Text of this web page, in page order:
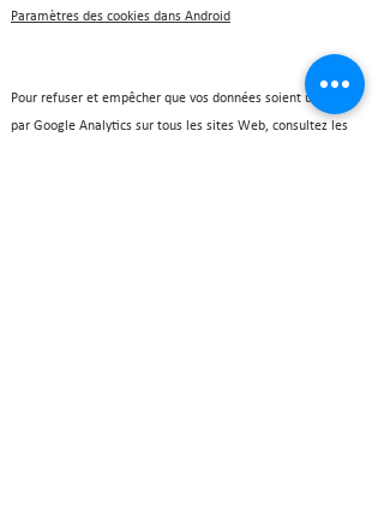
Paramètres des cookies dans Android
Pour refuser et empêcher que vos données soient utilisées
par Google Analytics sur tous les sites Web, consultez les